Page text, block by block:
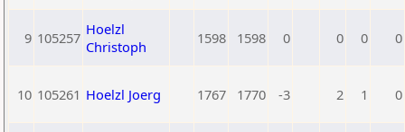
9 105257 Hoelzl
Christoph
1598 1598 0 0 0 0
10 105261 Hoelzl Joerg 1767 1770 -3 2 1 0